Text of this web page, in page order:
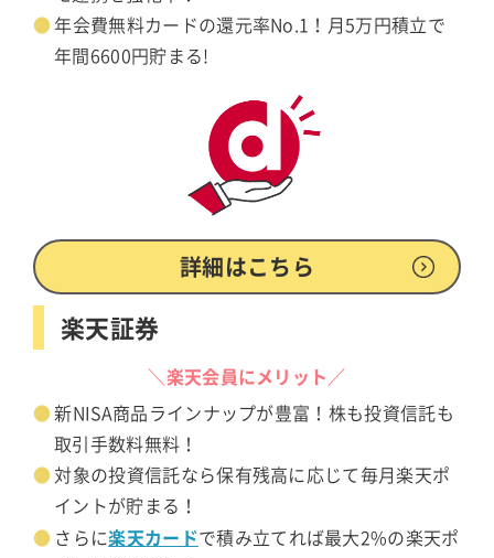
年会費無料カードの還元率No.1！月5万円積立で
年間6600円貯まる!
詳細はこちら
楽天証券
＼楽天会員にメリット／
新NISA商品ラインナップが豊富！株も投資信託も
取引手数料無料！
対象の投資信託なら保有残高に応じて毎月楽天ポ
イントが貯まる！
さらに楽天カードで積み立てれば最大2%の楽天ポ